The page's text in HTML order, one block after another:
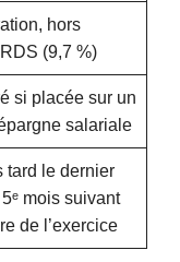
hors
(9,7 %)
si placée sur un
salariale
tard le dernier
mois suivant
de l’exercice